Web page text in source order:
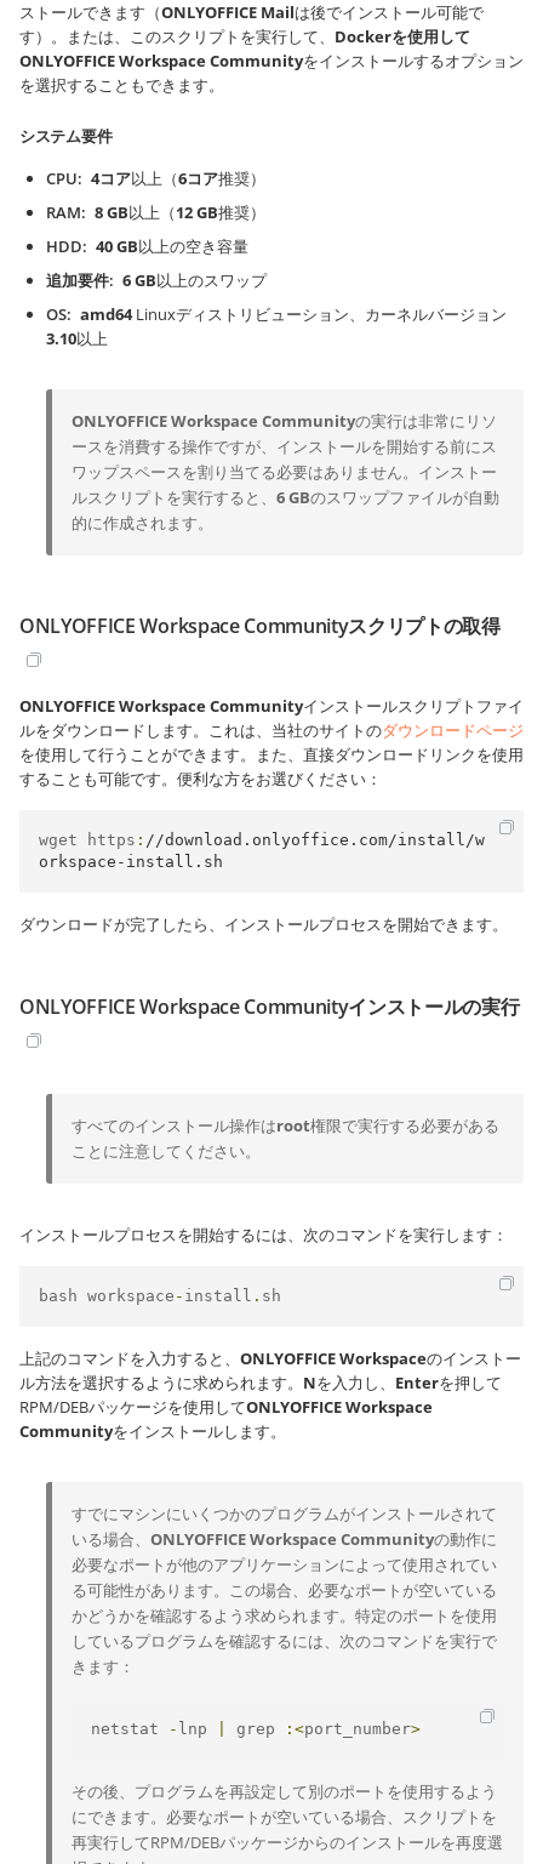
ストールできます（ONLYOFFICE Mailは後でインストール可能で
す）。または、このスクリプトを実行して、 Dockerを使用して
ONLYOFFICE Workspace Communityをインストールするオプション
を選択することもできます。
システム要件
CPU
4コア以上（6コア推奨）
RAM
8 GB以上（12 GB推奨）
HDD
40 GB以上の空き容量
追加要件
6 GB以上のスワップ
OS
amd64Linuxディストリビューション、カーネルバージョン
3.10以上
ONLYOFFICE Workspace Communityの実行は非常にリソ
ースを消費する操作ですが、インストールを開始する前にス
ワップスペースを割り当てる必要はありません。インストー
ルスクリプトを実行すると、 6 GBのスワップファイルが自動
的に作成されます。
ONLYOFFICE Workspace Communityスクリプトの取得
ONLYOFFICE Workspace Communityインストールスクリプトファイ
ルをダウンロードします。これは、当社のサイトのダウンロードページ
を使用して行うことができます。また、直接ダウンロードリンクを使用
することも可能です。便利な方をお選びください：
wget https : //download.onlyoffice.com/install/w
orkspace-install.sh
ダウンロードが完了したら、インストールプロセスを開始できます。
ONLYOFFICE Workspace Communityインストールの実行
すべてのインストール操作はroot権限で実行する必要がある
ことに注意してください。
インストールプロセスを開始するには、次のコマンドを実行します：
bash workspace - install . sh
上記のコマンドを入力すると、 ONLYOFFICE Workspaceのインストー
ル方法を選択するように求められます。 Nを入力し、 Enterを押して
RPM/DEBパッケージを使用してONLYOFFICE Workspace
Communityをインストールします。
すでにマシンにいくつかのプログラムがインストールされて
いる場合、 ONLYOFFICE Workspace Communityの動作に
必要なポートが他のアプリケーションによって使用されてい
る可能性があります。この場合、必要なポートが空いている
かどうかを確認するよう求められます。特定のポートを使用
しているプログラムを確認するには、次のコマンドを実行で
きます：
netstat - lnp grep :<port_number>
その後、プログラムを再設定して別のポートを使用するよう
にできます。必要なポートが空いている場合、スクリプトを
再実行してRPM/DEBパッケージからのインストールを再度選